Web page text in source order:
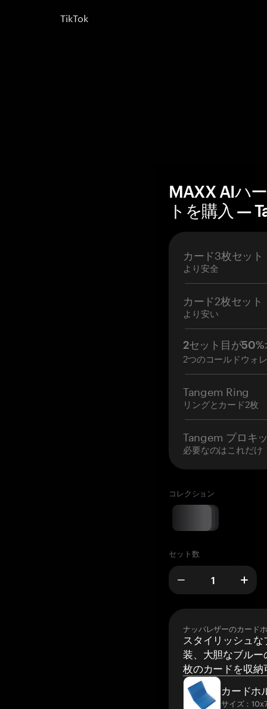
TikTok
MAXX AIハ
トを購入 —
カード3枚セット
より安全
カード2枚セット
より安い
2セット目が50%
2つのコールドウォ
Tangem Ring
リングとカード2枚
Tangem プロキ
必要なのはこれだけ
コレクション
セット数
ナッパレザーのカード
スタイリッシュ
装、大胆なブルー
枚のカードを収納
カードホ
サイズ：